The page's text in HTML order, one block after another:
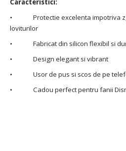
Caracteristici:
• Protectie excelenta impotriva
loviturilor
• Fabricat din silicon flexibil si
• Design elegant si vibrant
• Usor de pus si scos de pe
• Cadou perfect pentru fanii